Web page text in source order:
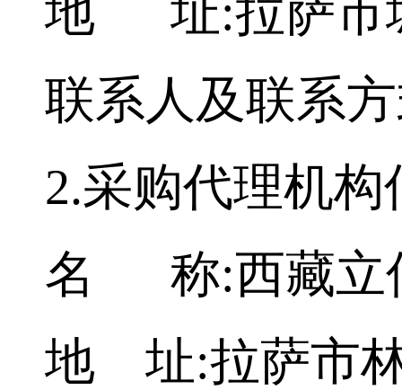
地 址:拉萨市
联系人及联系方
2.采购代理机构
名 称:西藏立
地 址:拉萨市